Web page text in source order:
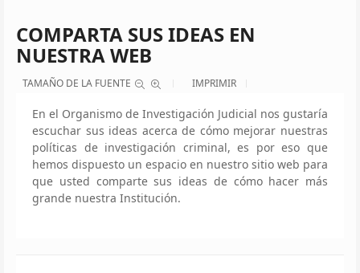
COMPARTA SUS IDEAS EN
NUESTRA WEB
TAMAÑO DE LA FUENTE IMPRIMIR
En el Organismo de Investigación Judicial nos gustaría
escuchar sus ideas acerca de cómo mejorar nuestras
políticas de investigación criminal, es por eso que
hemos dispuesto un espacio en nuestro sitio web para
que usted comparte sus ideas de cómo hacer más
grande nuestra Institución.